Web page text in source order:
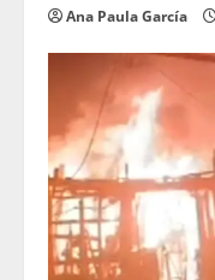
Ana Paula García